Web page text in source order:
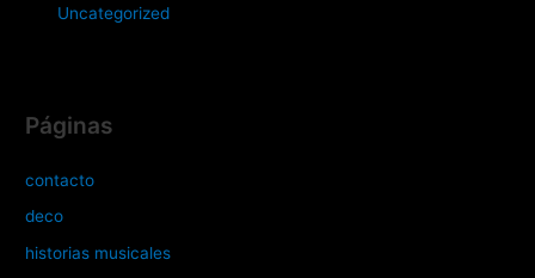
Uncategorized
Páginas
contacto
deco
historias musicales